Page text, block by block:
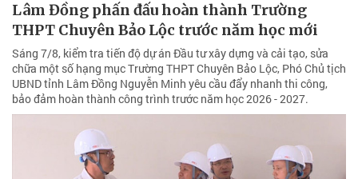
Lâm Đồng phấn đấu hoàn thành Trường
THPT Chuyên Bảo Lộc trước năm học mới
Sáng 7/8, kiểm tra tiến độ dự án Đầu tư xây dựng và cải tạo, sửa
chữa một số hạng mục Trường THPT Chuyên Bảo Lộc, Phó Chủ tịch
UBND tỉnh Lâm Đồng Nguyễn Minh yêu cầu đẩy nhanh thi công,
bảo đảm hoàn thành công trình trước năm học 2026 - 2027.